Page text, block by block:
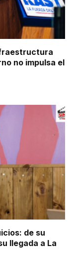
no impulsa el
de su
llegada a La